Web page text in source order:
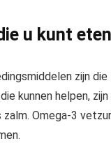
u kunt
zijn
kunnen helpen,
Omega-3